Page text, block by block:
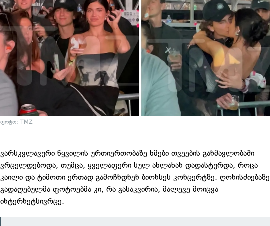
ფოტო: TMZ
ვარსკვლავური წყვილის ურთიერთობაზე ხმები თვეების განმავლობაში
ვრცელდებოდა, თუმცა, ყველაფერი სულ ახლახან დადასტურდა, როცა
კაილი და ტიმოთი ერთად გამოჩნდნენ ბიონსეს კონცერტზე. ღონისძიებაზე
გადაღებულმა ფოტოებმა კი, რა გასაკვირია, მალევე მოიცვა
ინტერნეტსივრცე.